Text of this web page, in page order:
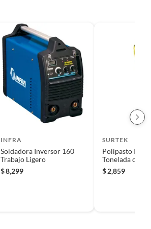
INFRA
Soldadora Inversor 160
Trabajo Ligero
$8,299
SURTEK
Polipasto
Tonelada con
Metros Surtek
$2,859